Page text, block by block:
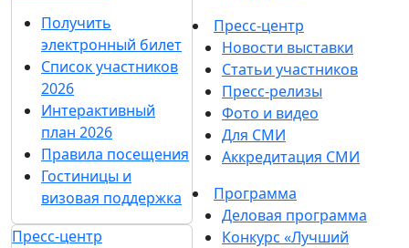
Получить
электронный билет
Список участников
2026
Интерактивный
план 2026
Правила посещения
Гостиницы и
визовая поддержка
Пресс-центр
Пресс-центр
Новости выставки
Статьи участников
Пресс-релизы
Фото и видео
Для СМИ
Аккредитация СМИ
Программа
Деловая программа
Конкурс «Лучший